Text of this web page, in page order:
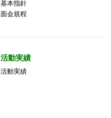
基本指針
面会規程
活動実績
活動実績